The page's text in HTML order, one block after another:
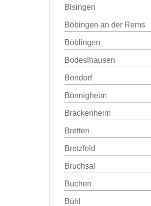
Bisingen
Böbingen an der Rems
Böblingen
Bodeslhausen
Bondorf
Bönnigheim
Brackenheim
Bretten
Bretzfeld
Bruchsal
Buchen
Bühl